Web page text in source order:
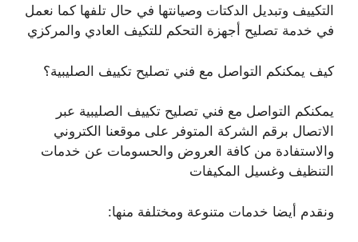
التكييف وتبديل الدكتات وصيانتها في حال تلفها كما نعمل
في خدمة تصليح أجهزة التحكم للتكيف العادي والمركزي
كيف يمكنكم التواصل مع فني تصليح تكييف الصليبية؟
يمكنكم التواصل مع فني تصليح تكييف الصليبية عبر
الاتصال برقم الشركة المتوفر على موقعنا الكتروني
والاستفادة من كافة العروض والحسومات عن خدمات
التنظيف وغسيل المكيفات
ونقدم أيضا خدمات متنوعة ومختلفة منها: